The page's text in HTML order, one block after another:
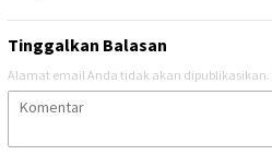
Tinggalkan Balasan
Alamat email Anda tidak akan dipublikasikan.